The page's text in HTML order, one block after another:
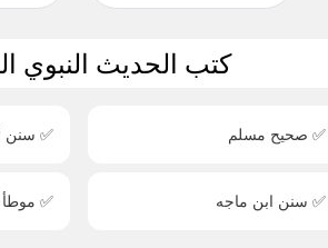
كتب الحديث النبوي
✅ صحيح مسلم ✅ سنن
✅ سنن ابن ماجه ✅